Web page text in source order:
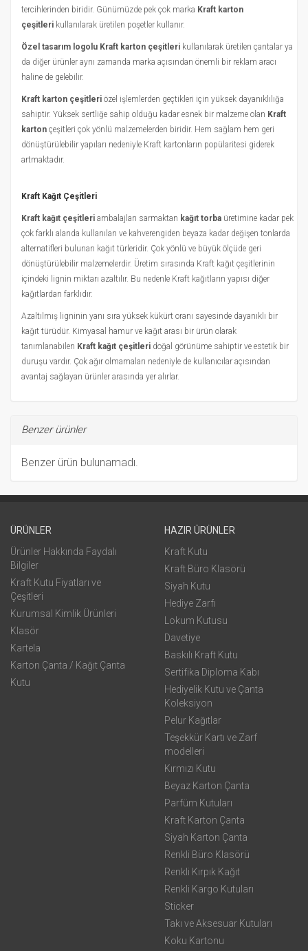
tercihlerinden biridir. Günümüzde pek çok marka Kraft karton
çeşitleri kullanılarak üretilen poşetler kullanır.
Özel tasarım logolu Kraft karton çeşitleri kullanılarak üretilen çantalar ya
da diğer ürünler aynı zamanda marka açısından önemli bir reklam aracı
haline de gelebilir.
Kraft karton çeşitleri özel işlemlerden geçtikleri için yüksek dayanıklılığa
sahiptir. Yüksek sertliğe sahip olduğu kadar esnek bir malzeme olan Kraft
karton çeşitleri çok yönlü malzemelerden biridir. Hem sağlam hem geri
dönüştürülebilir yapıları nedeniyle Kraft kartonların popülaritesi giderek
artmaktadır.
Kraft Kağıt Çeşitleri
Kraft kağıt çeşitleri ambalajları sarmaktan kağıt torba üretimine kadar pek
çok farklı alanda kullanılan ve kahverengiden beyaza kadar değişen tonlarda
alternatifleri bulunan kağıt türleridir. Çok yönlü ve büyük ölçüde geri
dönüştürülebilir malzemelerdir. Üretim sırasında Kraft kağıt çeşitlerinin
içindeki lignin miktarı azaltılır. Bu nedenle Kraft kağıtların yapısı diğer
kağıtlardan farklıdır.
Azaltılmış ligninin yanı sıra yüksek kükürt oranı sayesinde dayanıklı bir
kağıt türüdür. Kimyasal hamur ve kağıt arası bir ürün olarak
tanımlanabilen Kraft kağıt çeşitleri doğal görünüme sahiptir ve estetik bir
duruşu vardır. Çok ağır olmamaları nedeniyle de kullanıcılar açısından
avantaj sağlayan ürünler arasında yer alırlar.
Benzer ürünler
Benzer ürün bulunamadı.
ÜRÜNLER
Ürünler Hakkında Faydalı
Bilgiler
Kraft Kutu Fiyatları ve
Çeşitleri
Kurumsal Kimlik Ürünleri
Klasör
Kartela
Karton Çanta / Kağıt Çanta
Kutu
HAZIR ÜRÜNLER
Kraft Kutu
Kraft Büro Klasörü
Siyah Kutu
Hediye Zarfı
Lokum Kutusu
Davetiye
Baskılı Kraft Kutu
Sertifika Diploma Kabı
Hediyelik Kutu ve Çanta
Koleksiyon
Pelur Kağıtlar
Teşekkür Kartı ve Zarf
modelleri
Kırmızı Kutu
Beyaz Karton Çanta
Parfüm Kutuları
Kraft Karton Çanta
Siyah Karton Çanta
Renkli Büro Klasörü
Renkli Kırpık Kağıt
Renkli Kargo Kutuları
Sticker
Takı ve Aksesuar Kutuları
Koku Kartonu